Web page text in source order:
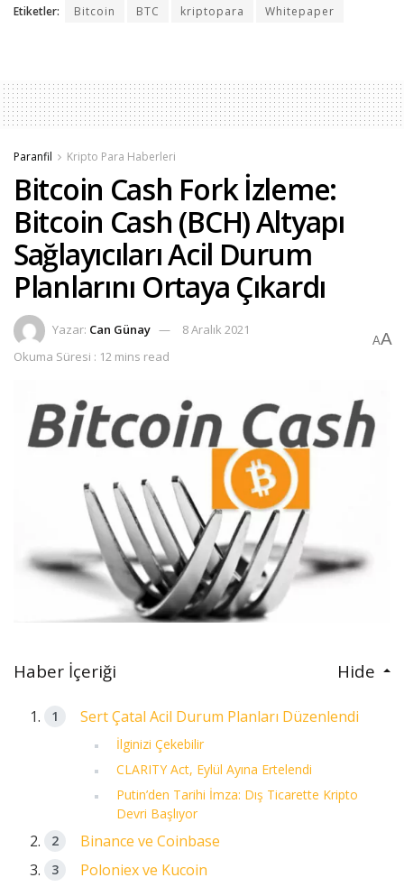
Etiketler: Bitcoin BTC kriptopara Whitepaper
Paranfil Kripto Para Haberleri
Bitcoin Cash Fork İzleme:
Bitcoin Cash (BCH) Altyapı
Sağlayıcıları Acil Durum
Planlarını Ortaya Çıkardı
Yazar: Can Günay
8 Aralık 2021
Okuma Süresi : 12 mins read
AA
Haber İçeriği Hide
Sert Çatal Acil Durum Planları Düzenlendi
İlginizi Çekebilir
CLARITY Act, Eylül Ayına Ertelendi
Putin’den Tarihi İmza: Dış Ticarette Kripto
Devri Başlıyor
Binance ve Coinbase
Poloniex ve Kucoin